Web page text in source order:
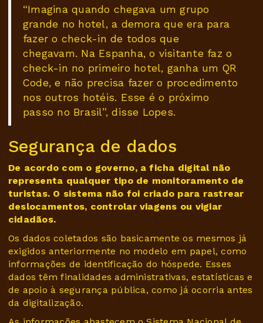
“Imagina quando chegava um grupo
grande no hotel, a demora que era para
fazer o check-in de todos que
chegavam. Na Espanha, o visitante faz o
check-in no primeiro hotel, ganha um QR
Code, e não precisa fazer o procedimento
nos outros hotéis. Esse é o próximo
passo no Brasil”, disse Lopes.
Segurança de dados
De acordo com o governo, a ficha digital não
representa qualquer tipo de monitoramento de
turistas. O sistema não foi criado para rastrear
deslocamentos, controlar viagens ou vigiar
cidadãos.
Os dados coletados são basicamente os mesmos já
exigidos anteriormente no modelo em papel, como
informações de identificação do hóspede. Esses
dados têm finalidades administrativas, estatísticas e
de apoio à segurança pública, como já ocorria antes
da digitalização.